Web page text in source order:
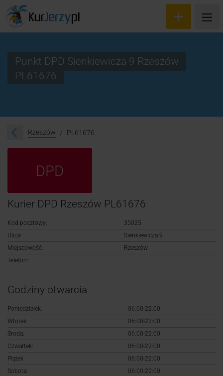
Śledzenie przesyłki
Logowanie
Punkt DPD Sienkiewicza 9 Rzeszów
PL61676
Rzeszów PL61676
DPD
Kurier DPD Rzeszów PL61676
Kod pocztowy:
35025
Ulica:
Sienkiewicza 9
Miejscowość:
Rzeszów
Telefon:
Godziny otwarcia
Poniedziałek:
06:00-22:00
Wtorek:
06:00-22:00
Środa:
06:00-22:00
Czwartek:
06:00-22:00
Piątek:
06:00-22:00
Sobota:
06:00-22:00